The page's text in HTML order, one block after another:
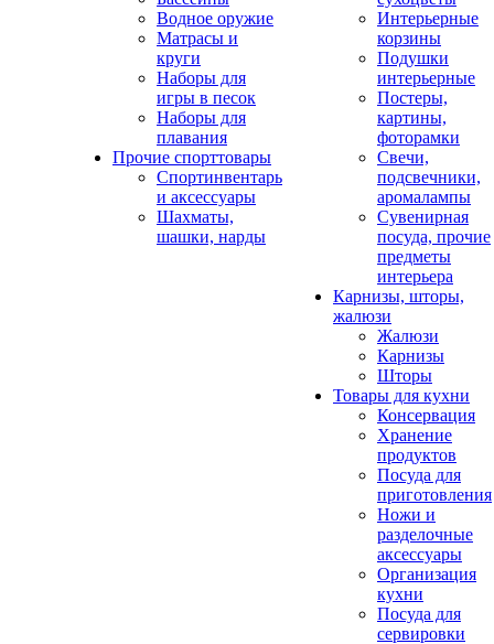
Водное оружие
Матрасы и
круги
Наборы для
игры в песок
Наборы для
плавания
Прочие спорттовары
Спортинвентарь
и аксессуары
Шахматы,
шашки, нарды
Интерьерные
корзины
Подушки
интерьерные
Постеры,
картины,
фоторамки
Свечи,
подсвечники,
аромалампы
Сувенирная
посуда, прочие
предметы
интерьера
Карнизы, шторы,
жалюзи
Жалюзи
Карнизы
Шторы
Товары для кухни
Консервация
Хранение
продуктов
Посуда для
приготовления
Ножи и
разделочные
аксессуары
Организация
кухни
Посуда для
сервировки